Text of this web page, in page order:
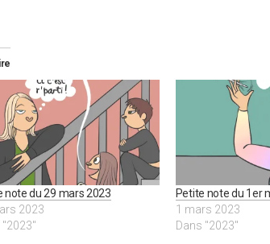
note du 29 mars 2023
2023
"2023"
Petite note du 1er
1 mars 2023
Dans "2023"